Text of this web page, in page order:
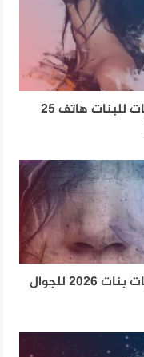
خلفيات للبنات هاتف 25
خلفيات بنات 2026 للجوال